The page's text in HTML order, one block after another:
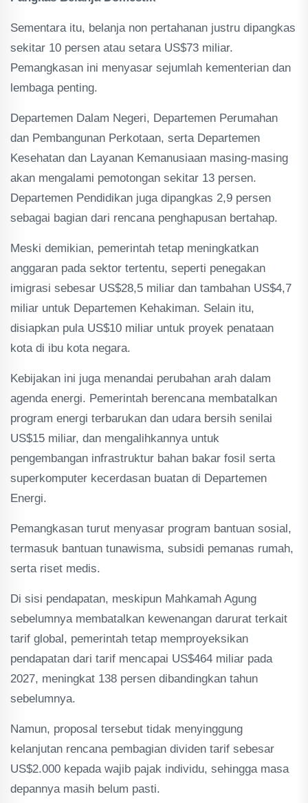
Sementara itu, belanja non pertahanan justru dipangkas
sekitar 10 persen atau setara US$73 miliar.
Pemangkasan ini menyasar sejumlah kementerian dan
lembaga penting.
Departemen Dalam Negeri, Departemen Perumahan
dan Pembangunan Perkotaan, serta Departemen
Kesehatan dan Layanan Kemanusiaan masing-masing
akan mengalami pemotongan sekitar 13 persen.
Departemen Pendidikan juga dipangkas 2,9 persen
sebagai bagian dari rencana penghapusan bertahap.
Meski demikian, pemerintah tetap meningkatkan
anggaran pada sektor tertentu, seperti penegakan
imigrasi sebesar US$28,5 miliar dan tambahan US$4,7
miliar untuk Departemen Kehakiman. Selain itu,
disiapkan pula US$10 miliar untuk proyek penataan
kota di ibu kota negara.
Kebijakan ini juga menandai perubahan arah dalam
agenda energi. Pemerintah berencana membatalkan
program energi terbarukan dan udara bersih senilai
US$15 miliar, dan mengalihkannya untuk
pengembangan infrastruktur bahan bakar fosil serta
superkomputer kecerdasan buatan di Departemen
Energi.
Pemangkasan turut menyasar program bantuan sosial,
termasuk bantuan tunawisma, subsidi pemanas rumah,
serta riset medis.
Di sisi pendapatan, meskipun Mahkamah Agung
sebelumnya membatalkan kewenangan darurat terkait
tarif global, pemerintah tetap memproyeksikan
pendapatan dari tarif mencapai US$464 miliar pada
2027, meningkat 138 persen dibandingkan tahun
sebelumnya.
Namun, proposal tersebut tidak menyinggung
kelanjutan rencana pembagian dividen tarif sebesar
US$2.000 kepada wajib pajak individu, sehingga masa
depannya masih belum pasti.